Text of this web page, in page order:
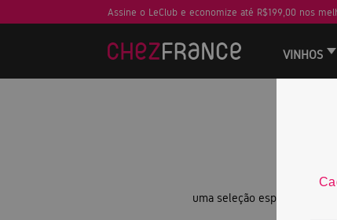
Assine o LeClub e economize até R$199,00 nos
VINHOS
uma seleção especial com